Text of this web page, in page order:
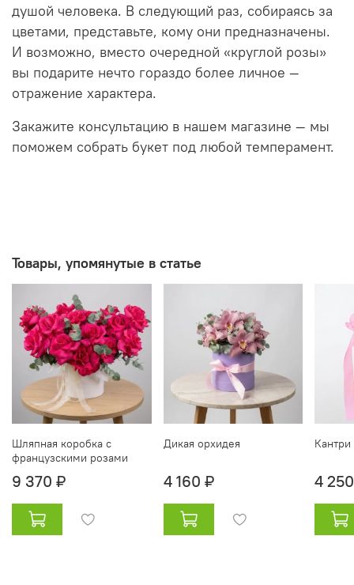
душой человека. В следующий раз, собираясь за
цветами, представьте, кому они предназначены.
И возможно, вместо очередной «круглой розы»
вы подарите нечто гораздо более личное —
отражение характера.
Закажите консультацию в нашем магазине — мы
поможем собрать букет под любой темперамент.
Товары, упомянутые в статье
Шляпная коробка с
французскими розами
9 370 ₽
Дикая орхидея
4 160 ₽ 4